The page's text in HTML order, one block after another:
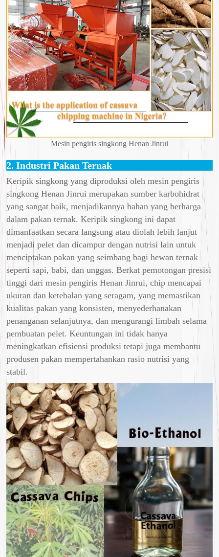
Mesin pengiris singkong Henan Jinrui
2. Industri Pakan Ternak
Keripik singkong yang diproduksi oleh mesin pengiris
singkong Henan Jinrui merupakan sumber karbohidrat
yang sangat baik, menjadikannya bahan yang berharga
dalam pakan ternak. Keripik singkong ini dapat
dimanfaatkan secara langsung atau diolah lebih lanjut
menjadi pelet dan dicampur dengan nutrisi lain untuk
menciptakan pakan yang seimbang bagi hewan ternak
seperti sapi, babi, dan unggas. Berkat pemotongan presisi
tinggi dari mesin pengiris Henan Jinrui, chip mencapai
ukuran dan ketebalan yang seragam, yang memastikan
kualitas pakan yang konsisten, menyederhanakan
penanganan selanjutnya, dan mengurangi limbah selama
pembuatan pelet. Keuntungan ini tidak hanya
meningkatkan efisiensi produksi tetapi juga membantu
produsen pakan mempertahankan rasio nutrisi yang
stabil.